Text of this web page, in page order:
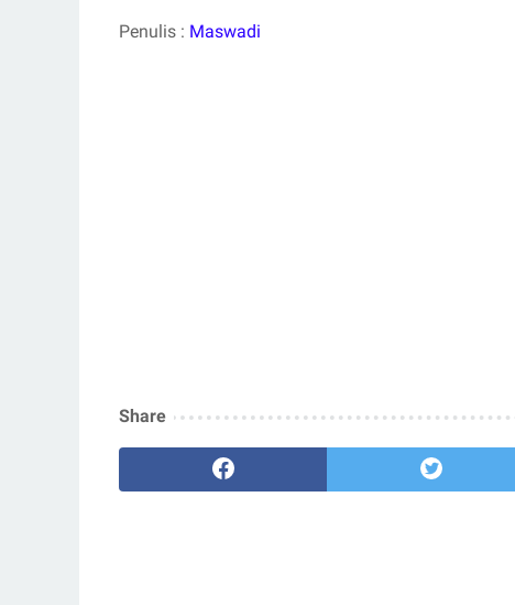
Penulis : Maswadi
Share